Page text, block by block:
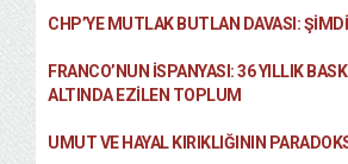
CHP’YE MUTLAK BUTLAN DAVASI:
FRANCO’NUN İSPANYASI: 36 YILLIK
ALTINDA EZILEN TOPLUM
UMUT VE HAYAL KIRIKLIĞININ